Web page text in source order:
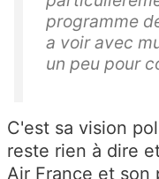
programme
a voir avec
un peu pour
C'est sa vision
reste rien à dire
Air France et son